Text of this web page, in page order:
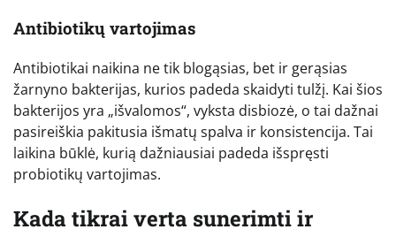
Antibiotikų vartojimas
Antibiotikai naikina ne tik blogąsias, bet ir gerąsias
žarnyno bakterijas, kurios padeda skaidyti tulžį. Kai šios
bakterijos yra „išvalomos“, vyksta disbiozė, o tai dažnai
pasireiškia pakitusia išmatų spalva ir konsistencija. Tai
laikina būklė, kurią dažniausiai padeda išspręsti
probiotikų vartojimas.
Kada tikrai verta sunerimti ir